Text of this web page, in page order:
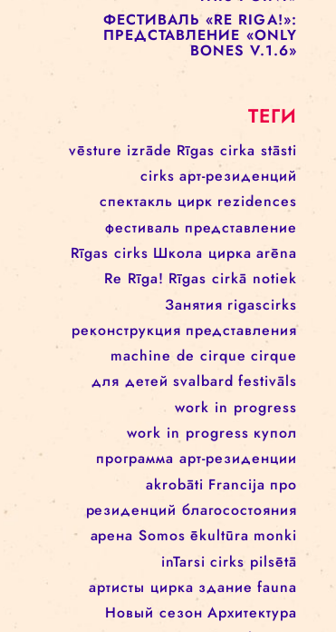
ФЕСТИВАЛЬ «RE RIGA!»:
ПРЕДСТАВЛЕНИЕ «ENCORE
UNE FOIS»
АВГУСТА
ФЕСТИВАЛЬ «RE RIGA!»:
THIS POINT»
ФЕСТИВАЛЬ «RE RIGA!»:
ПРЕДСТАВЛЕНИЕ «ONLY
BONES V.1.6»
ТЕГИ
vēsture izrāde Rīgas cirka stāsti
cirks арт-резиденций
спектакль цирк rezidences
фестиваль представление
Rīgas cirks Школа цирка arēna
Re Rīga! Rīgas cirkā notiek
Занятия rigascirks
реконструкция представления
machine de cirque cirque
для детей svalbard festivāls
work in progress